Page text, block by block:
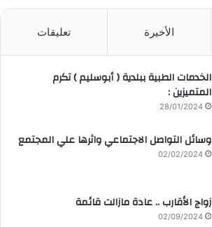
الأخيرة تعليقات
الخدمات الطبية ببلدية ( أبوسليم ) تكرم
المتميزين :
28/01/2024
وسائل التواصل الاجتماعي واثرها علي المجتمع
02/02/2024
زواج الأقارب .. عادة مازالت قائمة
02/09/2024